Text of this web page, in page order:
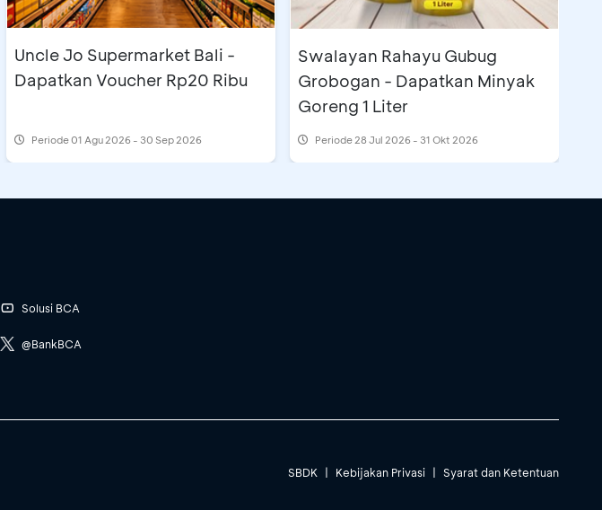
Uncle Jo Supermarket Bali -
Dapatkan Voucher Rp20 Ribu
Periode01 Agu 2026 - 30 Sep 2026
Swalayan Rahayu Gubug
Grobogan - Dapatkan Minyak
Goreng 1 Liter
Periode28 Jul 2026 - 31 Okt 2026
Solusi BCA
@BankBCA
SBDK | Kebijakan Privasi | Syarat dan Ketentuan